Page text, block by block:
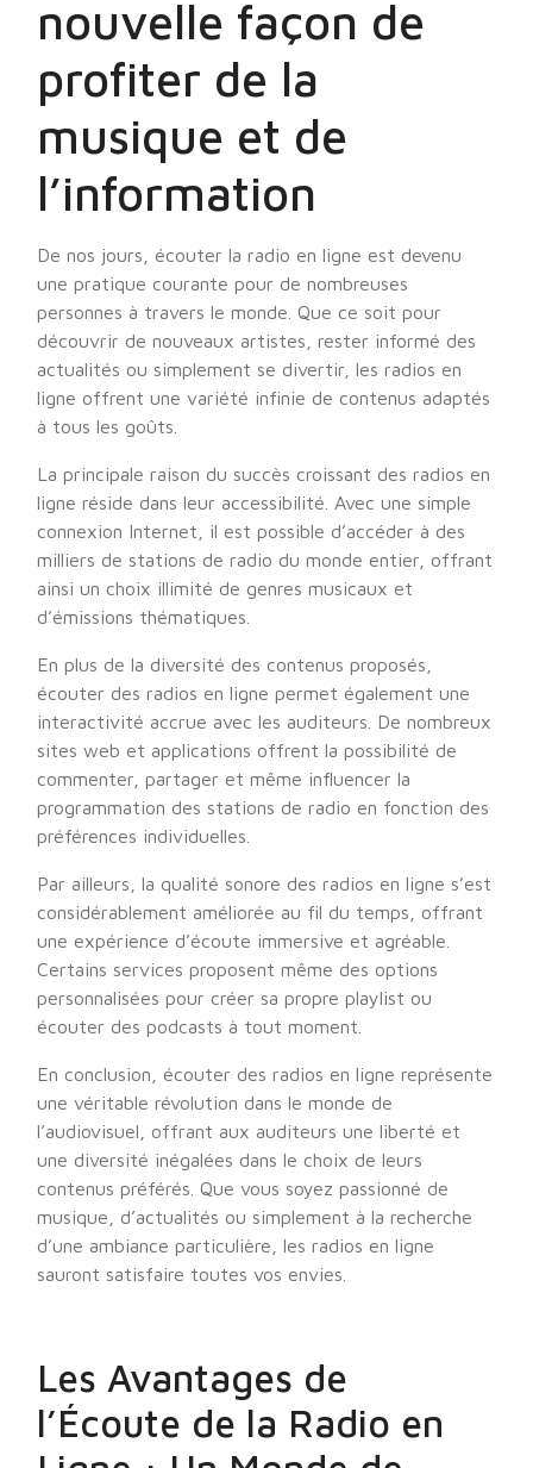
nouvelle façon de
profiter de la
musique et de
l’information
De nos jours, écouter la radio en ligne est devenu
une pratique courante pour de nombreuses
personnes à travers le monde. Que ce soit pour
découvrir de nouveaux artistes, rester informé des
actualités ou simplement se divertir, les radios en
ligne offrent une variété infinie de contenus adaptés
à tous les goûts.
La principale raison du succès croissant des radios en
ligne réside dans leur accessibilité. Avec une simple
connexion Internet, il est possible d’accéder à des
milliers de stations de radio du monde entier, offrant
ainsi un choix illimité de genres musicaux et
d’émissions thématiques.
En plus de la diversité des contenus proposés,
écouter des radios en ligne permet également une
interactivité accrue avec les auditeurs. De nombreux
sites web et applications offrent la possibilité de
commenter, partager et même influencer la
programmation des stations de radio en fonction des
préférences individuelles.
Par ailleurs, la qualité sonore des radios en ligne s’est
considérablement améliorée au fil du temps, offrant
une expérience d’écoute immersive et agréable.
Certains services proposent même des options
personnalisées pour créer sa propre playlist ou
écouter des podcasts à tout moment.
En conclusion, écouter des radios en ligne représente
une véritable révolution dans le monde de
l’audiovisuel, offrant aux auditeurs une liberté et
une diversité inégalées dans le choix de leurs
contenus préférés. Que vous soyez passionné de
musique, d’actualités ou simplement à la recherche
d’une ambiance particulière, les radios en ligne
sauront satisfaire toutes vos envies.
Les Avantages de
l’Écoute de la Radio en